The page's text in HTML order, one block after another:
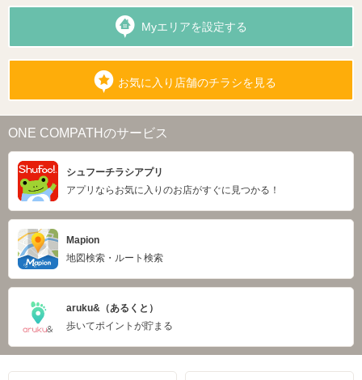
Myエリアを設定する
お気に入り店舗のチラシを見る
ONE COMPATHのサービス
シュフーチラシアプリ
アプリならお気に入りのお店がすぐに見つかる！
Mapion
地図検索・ルート検索
aruku&（あるくと）
歩いてポイントが貯まる